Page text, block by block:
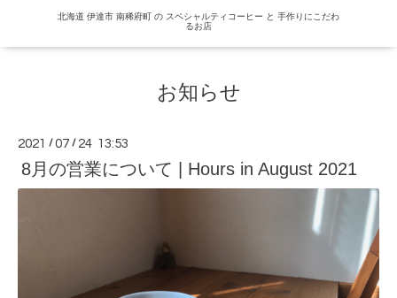
北海道 伊達市 南稀府町 の スペシャルティコーヒー と 手作りにこだわ
るお店
お知らせ
2021 /07 / 24 13:53
8月の営業について | Hours in August 2021